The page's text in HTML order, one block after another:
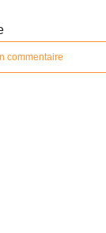
commentaire